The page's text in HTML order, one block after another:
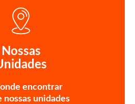
Nossas
encontrar
nossas unidades